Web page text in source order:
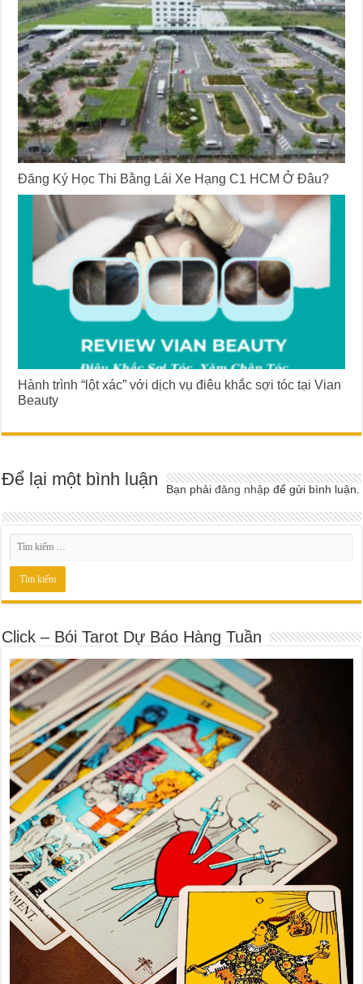
Đăng Ký Học Thi Bằng Lái Xe Hạng C1 HCM Ở Đâu?
Hành trình “lột xác” với dịch vụ điêu khắc sợi tóc tại Vian
Beauty
Để lại một bình luận Bạn phảiđăng nhập để gửi bình luận.
Click – Bói Tarot Dự Báo Hàng Tuần